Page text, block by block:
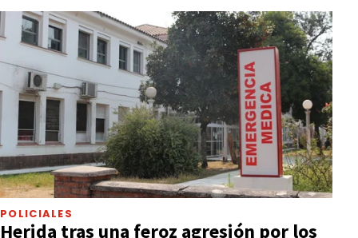
POLICIALES
Herida tras una feroz agresión por los